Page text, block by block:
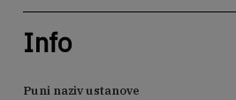
Info
Puni naziv ustanove